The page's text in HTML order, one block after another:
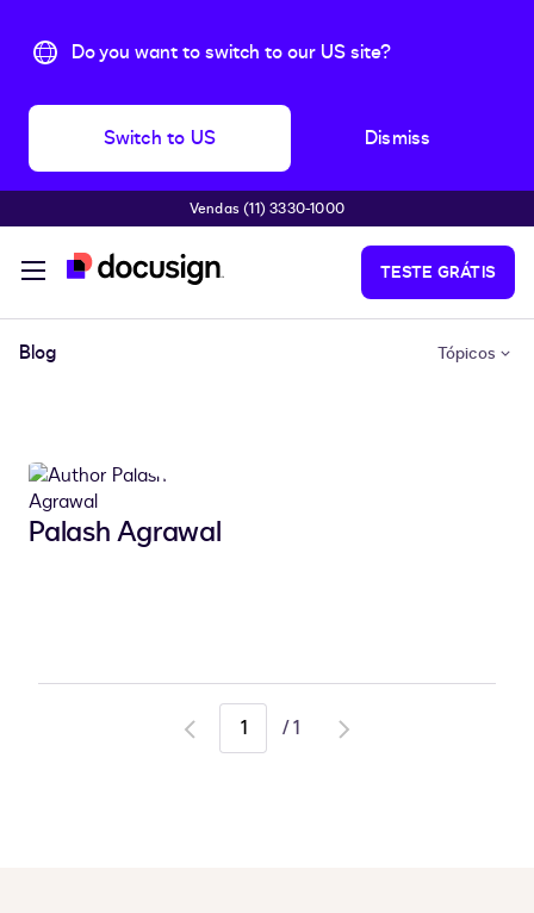
Do you want to switch to our US site?
Switch to US Dismiss
Pular para o conteúdo principal
Vendas (11) 3330-1000
TESTE GRÁTIS
Blog Tópicos
Palash Agrawal
Go
/1
Go